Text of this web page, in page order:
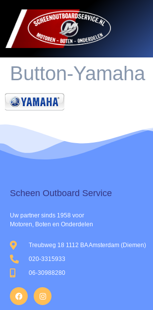
Button-Yamaha
Scheen Outboard Service​
Uw partner sinds 1958 voor
Motoren, Boten en Onderdelen
Treubweg 18 1112 BA Amsterdam (Diemen)
020-3315933
06-30988280